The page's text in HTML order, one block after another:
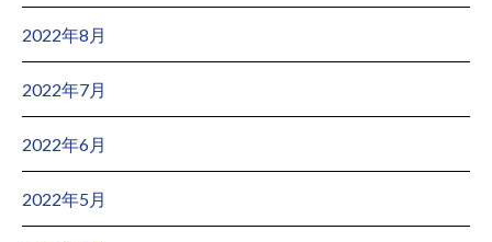
2022年8月
2022年7月
2022年6月
2022年5月